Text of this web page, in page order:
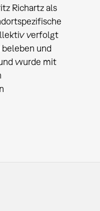
Richartz als
verfolgt
und
wurde mit